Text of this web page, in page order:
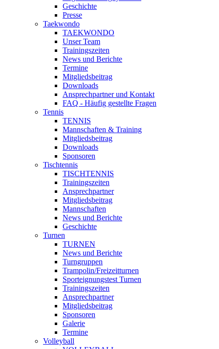
Geschichte
Presse
Taekwondo
TAEKWONDO
Unser Team
Trainingszeiten
News und Berichte
Termine
Mitgliedsbeitrag
Downloads
Ansprechpartner und Kontakt
FAQ - Häufig gestellte Fragen
Tennis
TENNIS
Mannschaften & Training
Mitgliedsbeitrag
Downloads
Sponsoren
Tischtennis
TISCHTENNIS
Trainingszeiten
Ansprechpartner
Mitgliedsbeitrag
Mannschaften
News und Berichte
Geschichte
Turnen
TURNEN
News und Berichte
Turngruppen
Trampolin/Freizeitturnen
Sporteignungstest Turnen
Trainingszeiten
Ansprechpartner
Mitgliedsbeitrag
Sponsoren
Galerie
Termine
Volleyball